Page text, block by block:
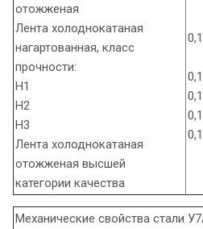
отожженая
Лента холоднокатаная
нагартованная, класс
прочности:
Н1
Н2
Н3
Лента холоднокатаная
отожженая высшей
категории качества
Механические свойства стали